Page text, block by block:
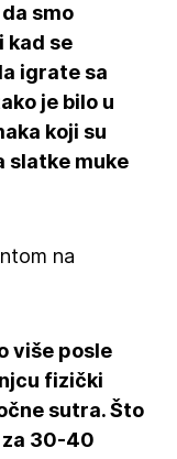
smo
kad se
igrate sa
je bilo u
koji su
slatke muke
na
više posle
fizički
sutra. Što
za 30-40